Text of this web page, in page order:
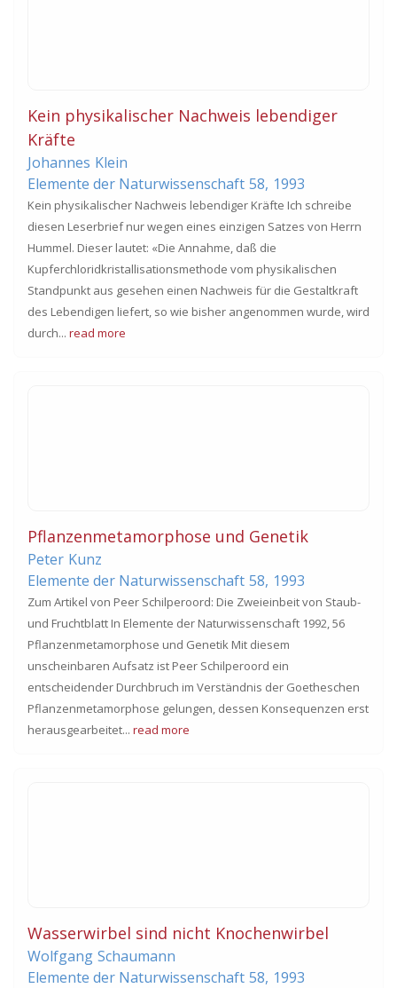
Kein physikalischer Nachweis lebendiger
Kräfte
Johannes Klein
Elemente der Naturwissenschaft 58, 1993
Kein physikalischer Nachweis lebendiger Kräfte Ich schreibe
diesen Leserbrief nur wegen eines einzigen Satzes von Herrn
Hummel. Dieser lautet: «Die Annahme, daß die
Kupferchloridkristallisationsmethode vom physikalischen
Standpunkt aus gesehen einen Nachweis für die Gestaltkraft
des Lebendigen liefert, so wie bisher angenommen wurde, wird
durch... read more
Pflanzenmetamorphose und Genetik
Peter Kunz
Elemente der Naturwissenschaft 58, 1993
Zum Artikel von Peer Schilperoord: Die Zweieinbeit von Staub-
und Fruchtblatt In Elemente der Naturwissenschaft 1992, 56
Pflanzenmetamorphose und Genetik Mit diesem
unscheinbaren Aufsatz ist Peer Schilperoord ein
entscheidender Durchbruch im Verständnis der Goetheschen
Pflanzenmetamorphose gelungen, dessen Konsequenzen erst
herausgearbeitet... read more
Wasserwirbel sind nicht Knochenwirbel
Wolfgang Schaumann
Elemente der Naturwissenschaft 58, 1993